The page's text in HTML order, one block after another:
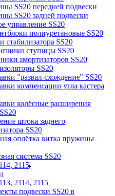
SS20 передней подвески
SS20 задней подвески
управление SS20
полиуретановые SS20
стабилизатора SS20
ступицы SS20
амортизаторов SS20
SS20
"развал-схождение" SS20
компенсации угла кастера
колёсные расширения
штока заднего
SS20
оплётка витка пружины
система SS20
2115
2114, 2115
подвески SS20 в